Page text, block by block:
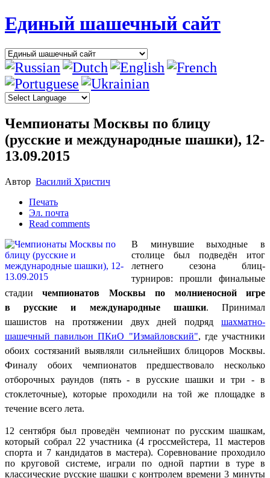
Единый шашечный сайт
Чемпионаты Москвы по блицу
(русские и международные шашки), 12-
13.09.2015
Автор Василий Христич
Печать
Эл. почта
Read comments
В минувшие выходные в
столице был подведён итог
летнего сезона блиц-
турниров: прошли финальные
стадиичемпионатов Москвы по молниеносной игре
в русские и международные шашки. Принимал
шашистов на протяжении двух дней подряд
шахматно-
шашечный павильон ПКиО "Измайловский", где участники
обоих состязаний выявляли сильнейших блицоров Москвы.
Финалу обоих чемпионатов предшествовало несколько
отборочных раундов (пять - в русские шашки и три - в
стоклеточные), которые проходили на той же площадке в
течение всего лета.
12 сентября был проведён чемпионат по русским шашкам,
который собрал 22 участника (4 гроссмейстера, 11 мастеров
спорта и 7 кандидатов в мастера). Соревнование проходило
по круговой системе, играли по одной партии в туре в
классические русские шашки с контролем времени 3 минуты